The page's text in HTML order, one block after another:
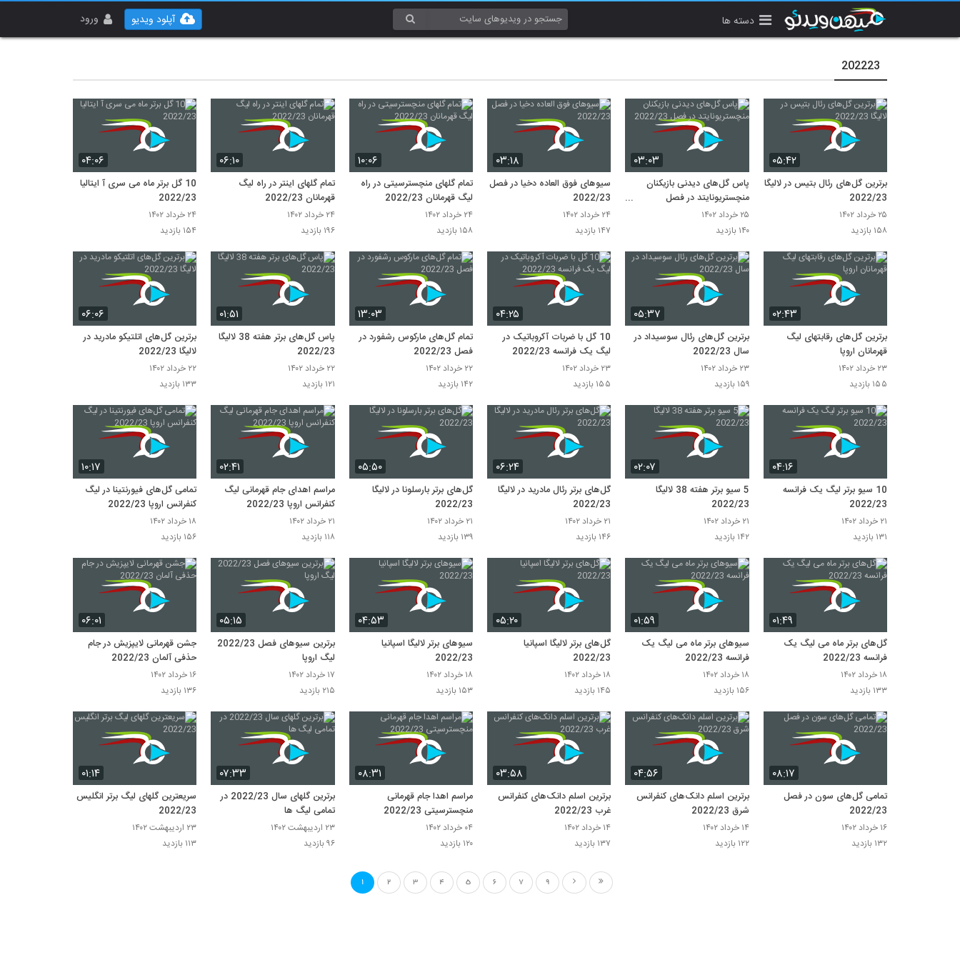
دسته ها ورود آپلود ویدیو
202223
۰۵:۴۲
برترین گل‌های رئال بتیس در لالیگا
2022/23
۲۵ خرداد ۱۴۰۲
۱۵۸ بازدید
۰۳:۰۳
پاس گل‌های دیدنی بازیکنان
منچستریونایتد در فصل
2022/23
۲۵ خرداد ۱۴۰۲
۱۴۰ بازدید
۰۳:۱۸
سیوهای فوق العاده دخیا در فصل
2022/23
۲۴ خرداد ۱۴۰۲
۱۴۷ بازدید
۱۰:۰۶
تمام گلهای منچسترسیتی در راه
لیگ قهرمانان 2022/23
۲۴ خرداد ۱۴۰۲
۱۵۸ بازدید
۰۶:۱۰
تمام گلهای اینتر در راه لیگ
قهرمانان 2022/23
۲۴ خرداد ۱۴۰۲
۱۹۶ بازدید
۰۴:۰۶
10 گل برتر ماه می سری آ ایتالیا
2022/23
۲۴ خرداد ۱۴۰۲
۱۵۴ بازدید
۰۲:۴۳
برترین گل‌های رقابتهای لیگ
قهرمانان اروپا
۲۳ خرداد ۱۴۰۲
۱۵۵ بازدید
۰۵:۳۷
برترین گل‌های رئال سوسیداد در
سال 2022/23
۲۳ خرداد ۱۴۰۲
۱۵۹ بازدید
۰۴:۲۵
10 گل با ضربات آکروباتیک در
لیگ یک فرانسه 2022/23
۲۳ خرداد ۱۴۰۲
۱۵۵ بازدید
۱۳:۰۳
تمام گل‌های مارکوس رشفورد در
فصل 2022/23
۲۲ خرداد ۱۴۰۲
۱۴۲ بازدید
۰۱:۵۱
پاس گل‌های برتر هفته 38 لالیگا
2022/23
۲۲ خرداد ۱۴۰۲
۱۲۱ بازدید
۰۶:۰۶
برترین گل‌های اتلتیکو مادرید در
لالیگا 2022/23
۲۲ خرداد ۱۴۰۲
۱۳۳ بازدید
۰۴:۱۶
10 سیو برتر لیگ یک فرانسه
2022/23
۲۱ خرداد ۱۴۰۲
۱۳۱ بازدید
۰۲:۰۷
5 سیو برتر هفته 38 لالیگا
2022/23
۲۱ خرداد ۱۴۰۲
۱۴۲ بازدید
۰۶:۲۴
گل‌های برتر رئال مادرید در لالیگا
2022/23
۲۱ خرداد ۱۴۰۲
۱۴۶ بازدید
۰۵:۵۰
گل‌های برتر بارسلونا در لالیگا
2022/23
۲۱ خرداد ۱۴۰۲
۱۳۹ بازدید
۰۲:۴۱
مراسم اهدای جام قهرمانی لیگ
کنفرانس اروپا 2022/23
۲۱ خرداد ۱۴۰۲
۱۱۸ بازدید
۱۰:۱۷
تمامی گل‌های فیورنتینا در لیگ
کنفرانس اروپا 2022/23
۱۸ خرداد ۱۴۰۲
۱۵۶ بازدید
۰۱:۴۹
گل‌های برتر ماه می لیگ یک
فرانسه 2022/23
۱۸ خرداد ۱۴۰۲
۱۳۳ بازدید
۰۱:۵۹
سیوهای برتر ماه می لیگ یک
فرانسه 2022/23
۱۸ خرداد ۱۴۰۲
۱۵۶ بازدید
۰۵:۲۰
گل‌های برتر لالیگا اسپانیا
2022/23
۱۸ خرداد ۱۴۰۲
۱۴۵ بازدید
۰۴:۵۳
سیوهای برتر لالیگا اسپانیا
2022/23
۱۸ خرداد ۱۴۰۲
۱۵۳ بازدید
۰۵:۱۵
برترین سیوهای فصل 2022/23
لیگ اروپا
۱۷ خرداد ۱۴۰۲
۲۱۵ بازدید
۰۶:۰۱
جشن قهرمانی لایپزیش در جام
حذفی آلمان 2022/23
۱۶ خرداد ۱۴۰۲
۱۳۶ بازدید
۰۸:۱۷
تمامی گل‌های سون در فصل
2022/23
۱۶ خرداد ۱۴۰۲
۱۳۲ بازدید
۰۴:۵۶
برترین اسلم دانک‌های کنفرانس
شرق 2022/23
۱۴ خرداد ۱۴۰۲
۱۲۲ بازدید
۰۳:۵۸
برترین اسلم دانک‌های کنفرانس
غرب 2022/23
۱۴ خرداد ۱۴۰۲
۱۳۷ بازدید
۰۸:۳۱
مراسم اهدا جام قهرمانی
منچسترسیتی 2022/23
۰۴ خرداد ۱۴۰۲
۱۲۰ بازدید
۰۷:۳۳
برترین گلهای سال 2022/23 در
تمامی لیگ ها
۲۳ اردیبهشت ۱۴۰۲
۹۶ بازدید
۰۱:۱۴
سریعترین گلهای لیگ برتر انگلیس
2022/23
۲۳ اردیبهشت ۱۴۰۲
۱۱۳ بازدید
1 2 3 4 5 6 7 9